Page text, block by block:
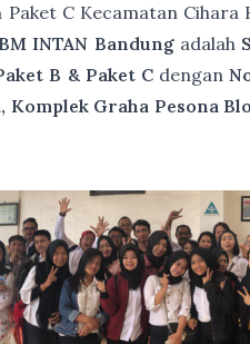
C Kecamatan
INTAN Bandungadalah
B & Paket C dengan
Komplek Graha Pesona